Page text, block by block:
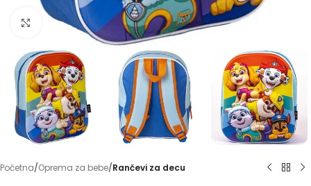
Click to enlarge
Početna Oprema za bebe Rančevi za decu